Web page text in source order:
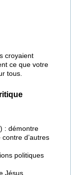
croyaient
ce que votre
tous.
) : démontre
d’autres
politiques
Jésus